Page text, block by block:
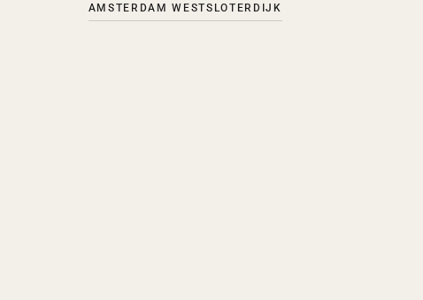
AMSTERDAM WESTSLOTERDIJK